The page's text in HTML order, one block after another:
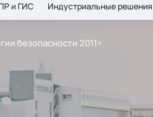
и ГИС
Индустриальные решения
безопасности 2011»